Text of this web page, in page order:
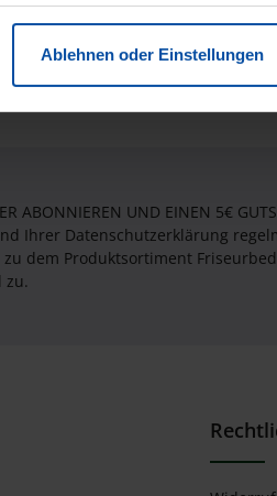
Ablehnen oder Einstellungen
mit Gürtel
ABONNIEREN UND EINEN 5€
Ihrer Datenschutzerklärung
dem Produktsortiment
zu.